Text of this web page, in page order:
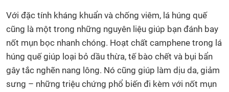
Với đặc tính kháng khuẩn và chống viêm, lá húng quế
cũng là một trong những nguyên liệu giúp bạn đánh bay
nốt mụn bọc nhanh chóng. Hoạt chất camphene trong lá
húng quế giúp loại bỏ dầu thừa, tế bào chết và bụi bẩn
gây tắc nghẽn nang lông. Nó cũng giúp làm dịu da, giảm
sưng – những triệu chứng phổ biến đi kèm với nốt mụn